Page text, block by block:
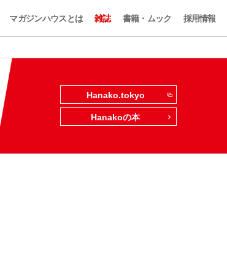
マガジンハウスとは 雑誌 書籍・ムック 採用情報
Hanako.tokyo
Hanakoの本